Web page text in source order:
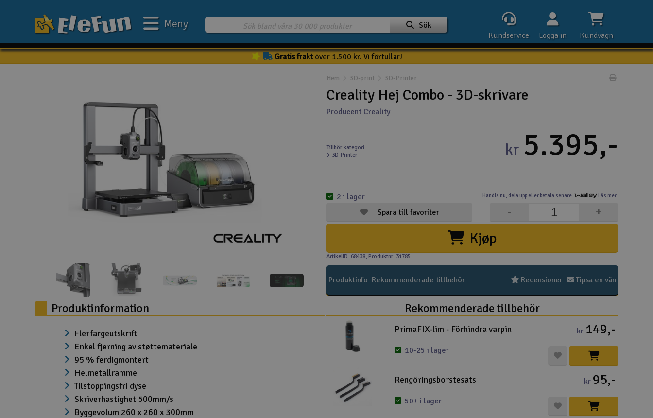
Batteri & laddare
Flygplan
Helikopter
Kamerautrustning
Modellbygg- och byggsatser
Modelljärnväg
Motor & tillbehör
Outlet
Radioutrustning
Sök
Meny
Kundvagn
Logga in
Kundservice
Gratis fraktöver 1.500 kr. Vi förtullar!
Hem 3D-print 3D-Printer
Creality Hej Combo - 3D-skrivare
Producent Creality
Tillhör kategori
3D-Printer
Handla nu, dela upp eller betala senare. Läs mer
kr 5.395,-
Kjøp
+
-
Spara till favoriter
2 i lager
ArtikelID: 68438, Produktnr: 31785
Produktinfo Rekommenderade tillbehör Tipsa en vän
Recensioner
Produktinformation
Flerfargeutskrift
Enkel fjerning av støttemateriale
95 % ferdigmontert
Helmetallramme
Tilstoppingsfri dyse
Skriverhastighet 500mm/s
Byggevolum 260 x 260 x 300mm
Rekommenderade tillbehör
PrimaFIX-lim - Förhindra varpin
10-25 i lager
kr 149,-
Rengöringsborstesats
50+ i lager
kr 95,-